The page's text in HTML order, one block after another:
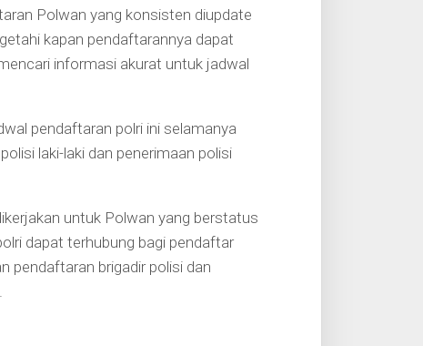
Polwan yang konsisten diupdate
kapan pendaftarannya dapat
informasi akurat untuk jadwal
pendaftaran polri ini selamanya
laki-laki dan penerimaan polisi
untuk Polwan yang berstatus
dapat terhubung bagi pendaftar
pendaftaran brigadir polisi dan